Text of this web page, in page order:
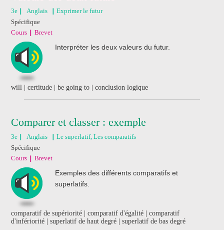
3e Anglais
Exprimer le futur
Spécifique
Cours
Brevet
Interpréter les deux valeurs du futur.
will | certitude | be going to | conclusion logique
Comparer et classer : exemple
3e Anglais
Le superlatif, Les comparatifs
Spécifique
Cours
Brevet
Exemples des différents comparatifs et
superlatifs.
comparatif de supériorité | comparatif d'égalité | comparatif
d'infériorité | superlatif de haut degré | superlatif de bas degré